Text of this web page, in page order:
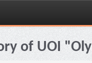
of UOI